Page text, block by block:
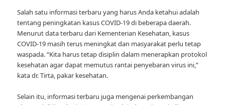
Salah satu informasi terbaru yang harus Anda ketahui adalah
tentang peningkatan kasus COVID-19 di beberapa daerah.
Menurut data terbaru dari Kementerian Kesehatan, kasus
COVID-19 masih terus meningkat dan masyarakat perlu tetap
waspada. “Kita harus tetap disiplin dalam menerapkan protokol
kesehatan agar dapat memutus rantai penyebaran virus ini,”
kata dr. Tirta, pakar kesehatan.
Selain itu, informasi terbaru juga mengenai perkembangan